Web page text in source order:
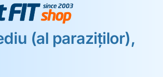
(al paraziţilor),